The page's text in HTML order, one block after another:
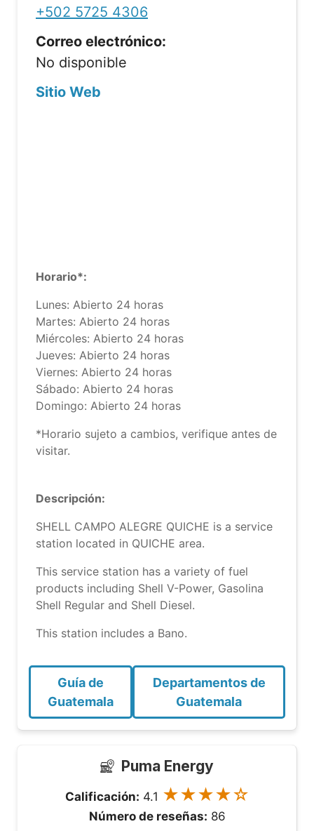
+502 5725 4306
Correo electrónico:
No disponible
Sitio Web
Horario*:
Lunes: Abierto 24 horas
Martes: Abierto 24 horas
Miércoles: Abierto 24 horas
Jueves: Abierto 24 horas
Viernes: Abierto 24 horas
Sábado: Abierto 24 horas
Domingo: Abierto 24 horas
*Horario sujeto a cambios, verifique antes de
visitar.
Descripción:
SHELL CAMPO ALEGRE QUICHE is a service
station located in QUICHE area.
This service station has a variety of fuel
products including Shell V-Power, Gasolina
Shell Regular and Shell Diesel.
This station includes a Bano.
Guía de
Guatemala
Departamentos de
Guatemala
Puma Energy
Calificación: 4.1 ★★★★☆
Número de reseñas: 86